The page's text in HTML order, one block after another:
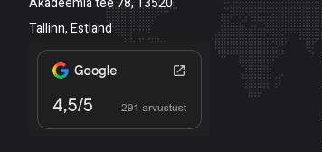
Tallinn, Estland